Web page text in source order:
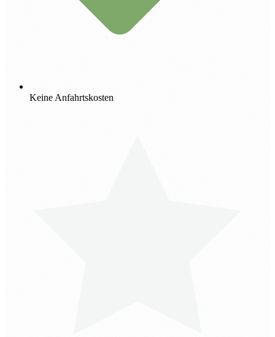
Keine Anfahrtskosten